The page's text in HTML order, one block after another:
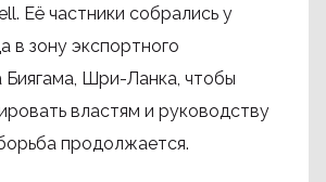
Её частники собрались у
в зону экспортного
Биягама, Шри-Ланка, чтобы
властям и руководству
продолжается.